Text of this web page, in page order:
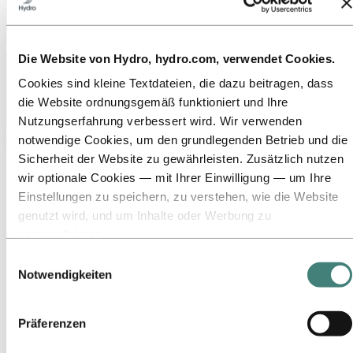
Die Website von Hydro, hydro.com, verwendet Cookies.
Cookies sind kleine Textdateien, die dazu beitragen, dass
die Website ordnungsgemäß funktioniert und Ihre
Nutzungserfahrung verbessert wird. Wir verwenden
notwendige Cookies, um den grundlegenden Betrieb und die
Sicherheit der Website zu gewährleisten. Zusätzlich nutzen
wir optionale Cookies — mit Ihrer Einwilligung — um Ihre
Einstellungen zu speichern, zu verstehen, wie die Website
genutzt wird, und um Inhalte oder Werbung zu
Tools wir für Sicherheits‑, Analyse‑ oder Werbezwecke
verwenden. Diese Drittanbieter können die Informationen,
die sie über Ihre Nutzung unserer Website sammeln, mit
anderen Daten kombinieren, die Sie ihnen bereitgestellt
Notwendigkeiten
Präferenzen
Über Hydro
Hydro ist ein führendes Unternehmen für Aluminium und
erneuerbare Energien, das Unternehmen und Partnerschaften für
eine nachhaltigere Zukunft aufbaut. Wir beschäftigen
32.000 Mitarbeiter an mehr als 140 Standorten in 40 Ländern.
Branchen, in denen wir tätig sind
ALUMINIUM 2026